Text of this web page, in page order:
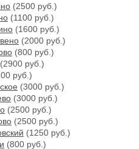
(2500 руб.)
(1100 руб.)
(1600 руб.)
(2000 руб.)
(800 руб.)
(2900 руб.)
руб.)
(3000 руб.)
(3000 руб.)
(2500 руб.)
(2500 руб.)
(1250 руб.)
(800 руб.)